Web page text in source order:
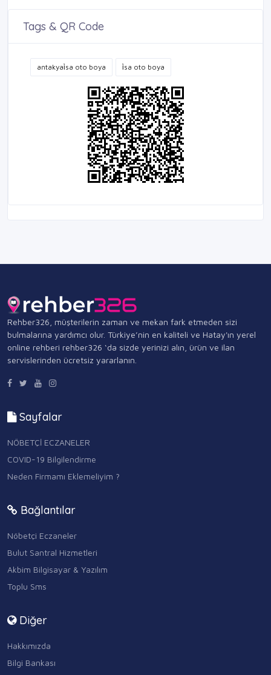
Tags & QR Code
antakyai̇sa oto boya i̇sa oto boya
Rehber326, müşterilerin zaman ve mekan fark etmeden sizi
bulmalarına yardımcı olur. Türkiye’nin en kaliteli ve Hatay'ın yerel
online rehberi rehber326 ‘da sizde yerinizi alın, ürün ve ilan
servislerinden ücretsiz yararlanın.
Sayfalar
NÖBETÇİ ECZANELER
COVID-19 Bilgilendirme
Neden Firmamı Eklemeliyim ?
Bağlantılar
Nöbetçi Eczaneler
Bulut Santral Hizmetleri
Akbim Bilgisayar & Yazılım
Toplu Sms
Diğer
Hakkımızda
Bilgi Bankası